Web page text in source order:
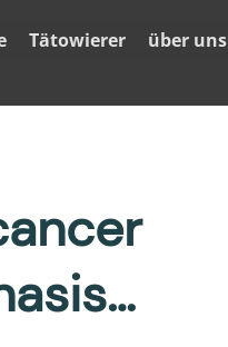
Tätowierer über uns